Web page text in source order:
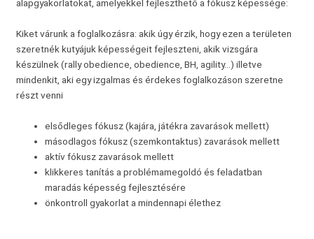
alapgyakorlatokat, amelyekkel fejleszthető a fókusz képessége:
Kiket várunk a foglalkozásra: akik úgy érzik, hogy ezen a területen
szeretnék kutyájuk képességeit fejleszteni, akik vizsgára
készülnek (rally obedience, obedience, BH, agility…) illetve
mindenkit, aki egy izgalmas és érdekes foglalkozáson szeretne
részt venni
elsődleges fókusz (kajára, játékra zavarások mellett)
másodlagos fókusz (szemkontaktus) zavarások mellett
aktív fókusz zavarások mellett
klikkeres tanítás a problémamegoldó és feladatban
maradás képesség fejlesztésére
önkontroll gyakorlat a mindennapi élethez